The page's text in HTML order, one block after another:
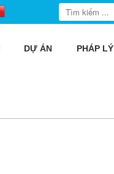
DỰ ÁN PHÁP LÝ